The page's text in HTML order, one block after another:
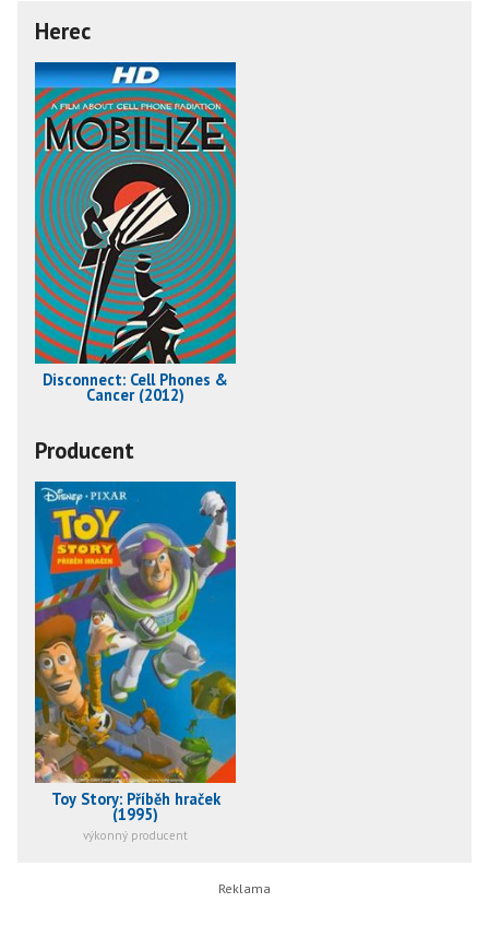
Herec
Disconnect: Cell Phones &
Cancer (2012)
Producent
Toy Story: Příběh hraček
(1995)
výkonný producent